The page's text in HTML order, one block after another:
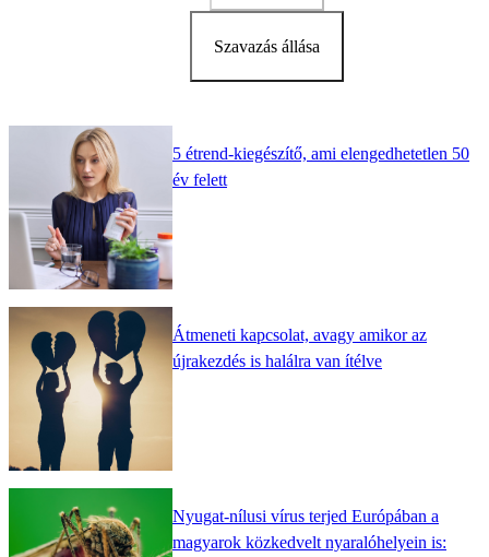
Szavazás állása
5 étrend-kiegészítő, ami elengedhetetlen 50
év felett
Átmeneti kapcsolat, avagy amikor az
újrakezdés is halálra van ítélve
Nyugat-nílusi vírus terjed Európában a
magyarok közkedvelt nyaralóhelyein is: